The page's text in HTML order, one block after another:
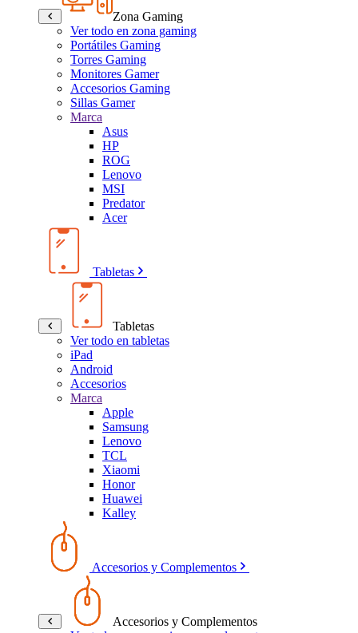
Zona Gaming
Ver todo en zona gaming
Portátiles Gaming
Torres Gaming
Monitores Gamer
Accesorios Gaming
Sillas Gamer
Marca
Asus
HP
ROG
Lenovo
MSI
Predator
Acer
Tabletas
Tabletas
Ver todo en tabletas
iPad
Android
Accesorios
Marca
Apple
Samsung
Lenovo
TCL
Xiaomi
Honor
Huawei
Kalley
Accesorios y Complementos
Accesorios y Complementos